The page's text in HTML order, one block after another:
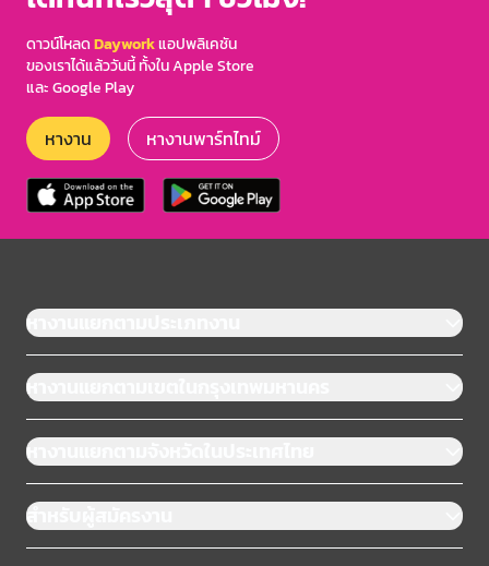
ดาวน์โหลดDayworkแอปพลิเคชัน
ของเราได้แล้ววันนี้ ทั้งใน Apple Store
และ Google Play
หางาน หางานพาร์ทไทม์
หางานแยกตามประเภทงาน
หางานแยกตามเขตในกรุงเทพมหานคร
หางานแยกตามจังหวัดในประเทศไทย
สำหรับผู้สมัครงาน